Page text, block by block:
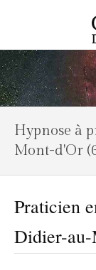
Hypnose à
Mont-d'Or
Praticien
Didier-